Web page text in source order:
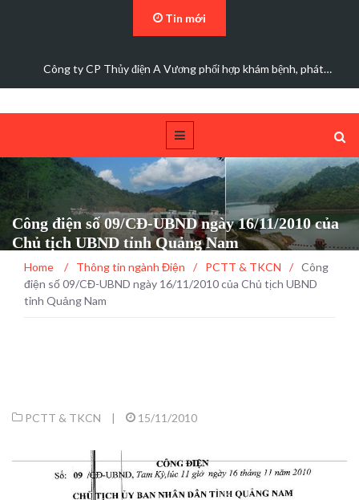
Tin mới
Đảng bộ Công ty Cổ phần Thủy điện A Vương sơ kết…
Công điện số 09/CĐ-UBND ngày 16/11/2010 của
Chủ tịch UBND tỉnh Quảng Nam
Home / Thông tin ngành Điện / PCTT & TKCN / Công
điện số 09/CĐ-UBND ngày 16/11/2010 của Chủ tịch UBND
tỉnh Quảng Nam
PCTT & TKCN | 15/11/2010